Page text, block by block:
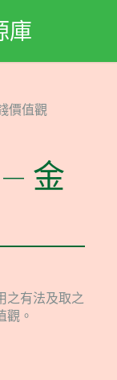
庫
價值觀
金
之有法及取之
觀。